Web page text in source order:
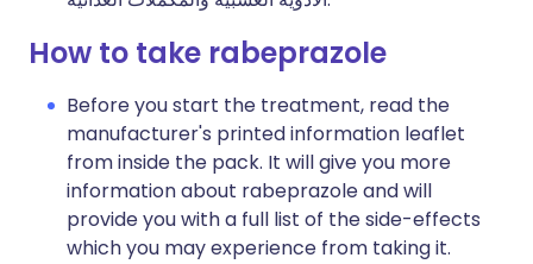
How to take rabeprazole
Before you start the treatment, read the
manufacturer's printed information leaflet
from inside the pack. It will give you more
information about rabeprazole and will
provide you with a full list of the side-effects
which you may experience from taking it.